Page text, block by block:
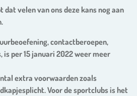
dat velen van ons deze kans nog aan
contactberoepen,
per 15 januari 2022 weer meer
extra voorwaarden zoals
Voor de sportclubs is het